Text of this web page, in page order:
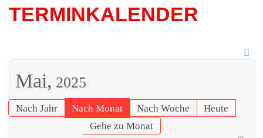
TERMINKALENDER
Mai, 2025
Nach Jahr Nach Monat Nach Woche
Heute
Gehe zu Monat